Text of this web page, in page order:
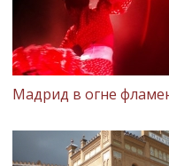
Мадрид в огне